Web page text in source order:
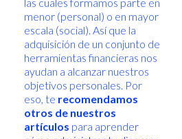
las cuales formamos parte en
menor (personal) o en mayor
escala (social). Así que la
adquisición de un conjunto de
herramientas financieras nos
ayudan a alcanzar nuestros
objetivos personales. Por
eso, te recomendamos
otros de nuestros
artículos para aprender